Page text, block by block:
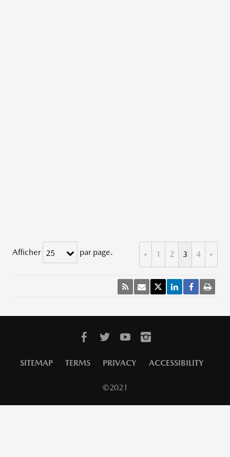
Afficher 25 par page. « 1 2 3 4 »
SITEMAP TERMS PRIVACY ACCESSIBILITY
©2021